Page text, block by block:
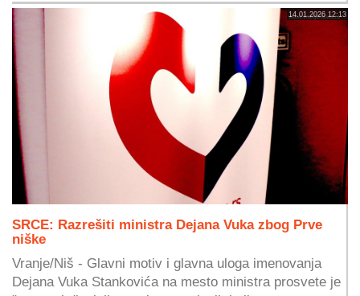
14.01.2026 12:13
SRCE: Razrešiti ministra Dejana Vuka zbog Prve
niške
Vranje/Niš - Glavni motiv i glavna uloga imenovanja
Dejana Vuka Stankovića na mesto ministra prosvete je